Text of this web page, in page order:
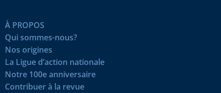
À PROPOS
Qui sommes-nous?
Nos origines
La Ligue d’action nationale
Notre 100e anniversaire
Contribuer à la revue